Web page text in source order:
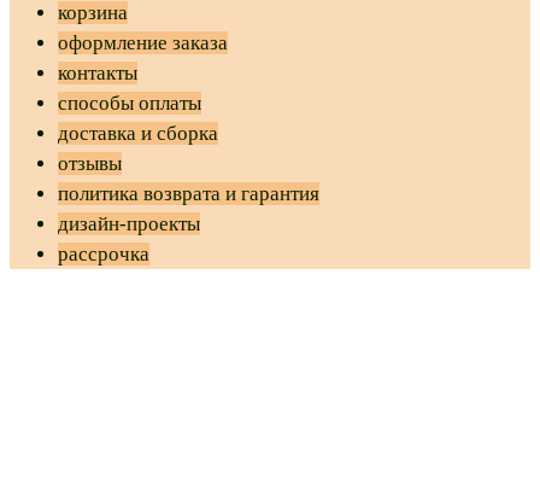
корзина
оформление заказа
контакты
способы оплаты
доставка и сборка
отзывы
политика возврата и гарантия
дизайн-проекты
рассрочка